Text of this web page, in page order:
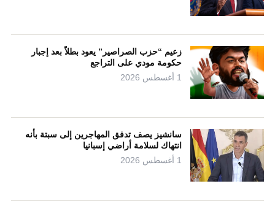
زعيم “حزب الصراصير” يعود بطلاً بعد إجبار
حكومة مودي على التراجع
1 أغسطس 2026
سانشيز يصف تدفق المهاجرين إلى سبتة بأنه
انتهاك لسلامة أراضي إسبانيا
1 أغسطس 2026